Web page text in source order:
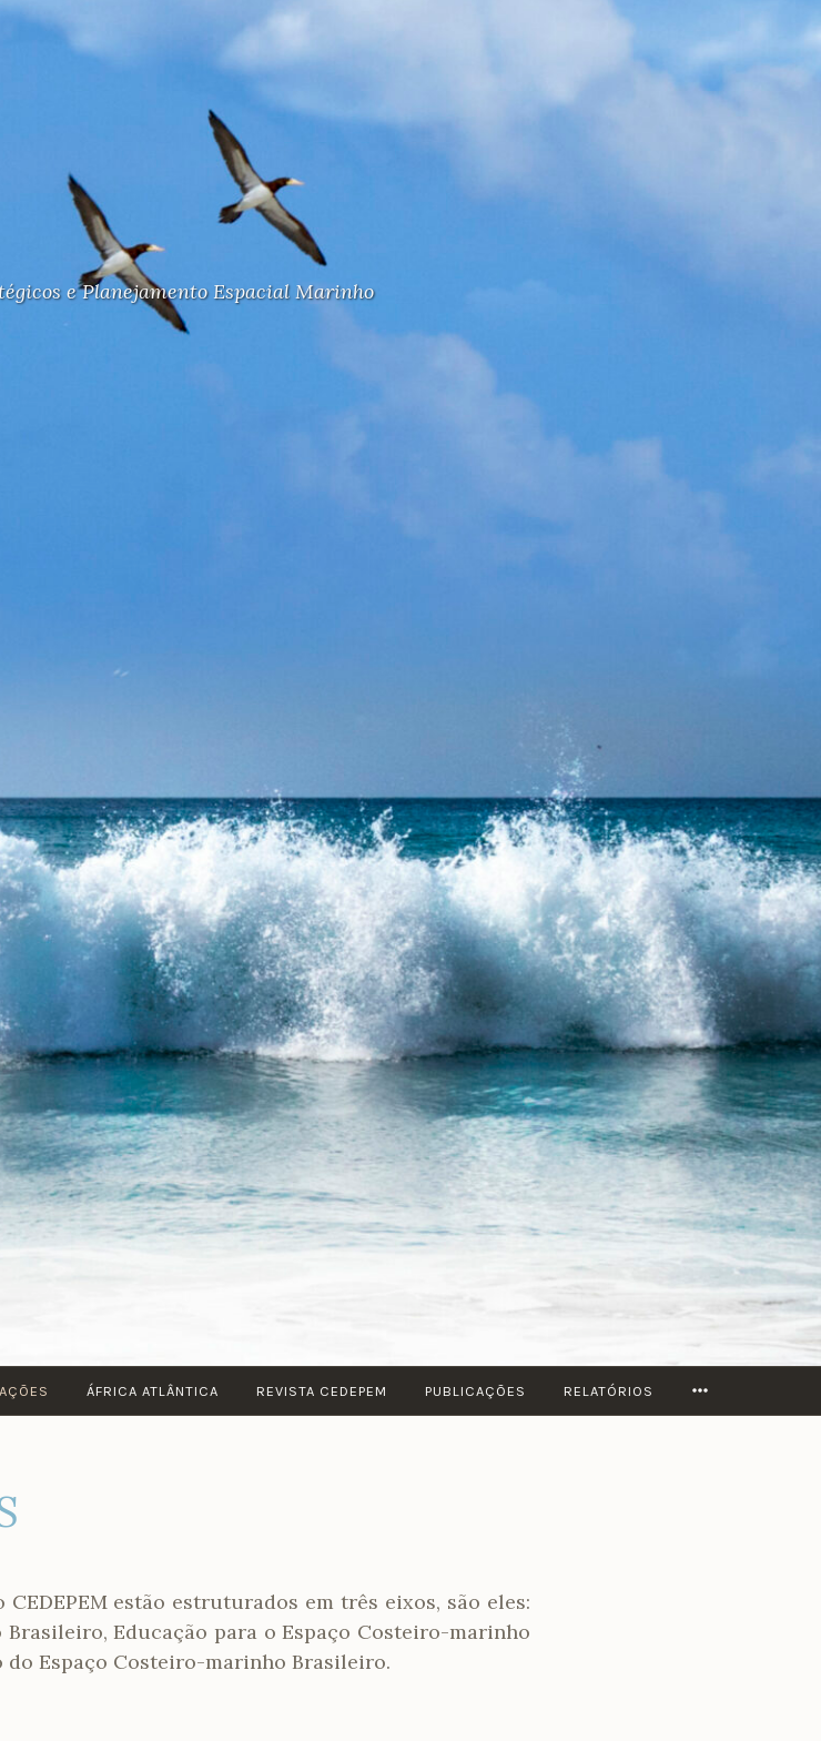
e Planejamento Espacial Marinho
ÁFRICA ATLÂNTICA REVISTA CEDEPEM PUBLICAÇÕES RELATÓRIOS
estão estruturados em três eixos, são eles:
Educação para o Espaço Costeiro-marinho
do Espaço Costeiro-marinho Brasileiro.